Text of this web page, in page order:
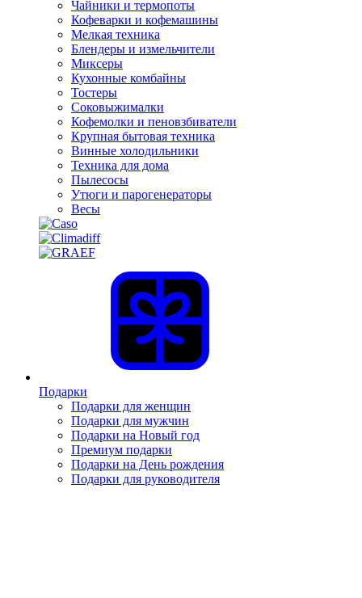
Чайники и термопоты
Кофеварки и кофемашины
Мелкая техника
Блендеры и измельчители
Миксеры
Кухонные комбайны
Тостеры
Соковыжималки
Кофемолки и пеновзбиватели
Крупная бытовая техника
Винные холодильники
Техника для дома
Пылесосы
Утюги и парогенераторы
Весы
Подарки
Подарки для женщин
Подарки для мужчин
Подарки на Новый год
Премиум подарки
Подарки на День рождения
Подарки для руководителя